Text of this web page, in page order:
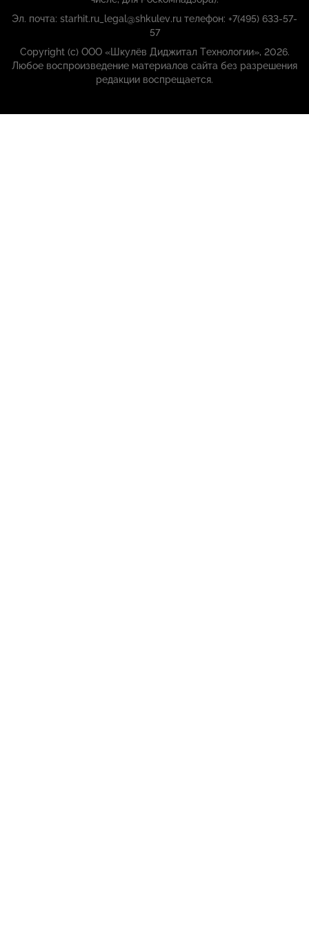
Эл. почта: starhit.ru_legal@shkulev.ru телефон: +7(495) 633-57-
57
Copyright (с) ООО «Шкулёв Диджитал Технологии», 2026.
Любое воспроизведение материалов сайта без разрешения
редакции воспрещается.